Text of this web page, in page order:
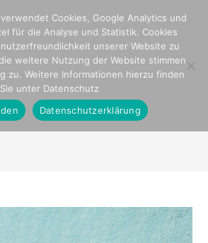
Cookies, Google Analytics und
für die Analyse und Statistik. Cookies
unserer Website zu
weitere Nutzung der Website stimmen
zu. Weitere Informationen hierzu finden
Sie unter Datenschutz
Datenschutzerklärung